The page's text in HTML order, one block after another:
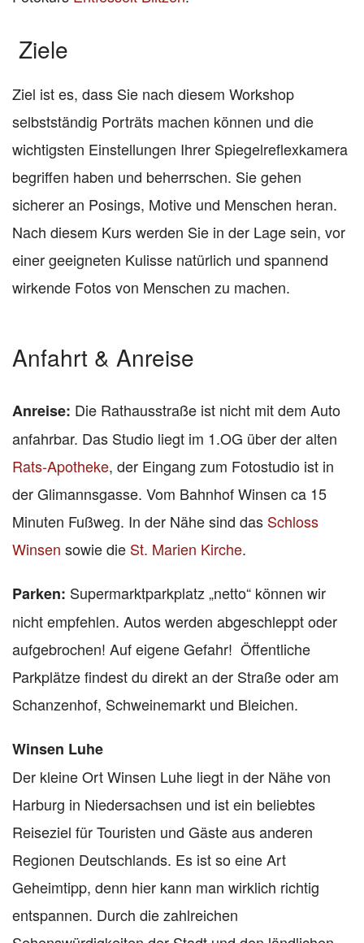
Ziele
Ziel ist es, dass Sie nach diesem Workshop
selbstständig Porträts machen können und die
wichtigsten Einstellungen Ihrer Spiegelreflexkamera
begriffen haben und beherrschen. Sie gehen
sicherer an Posings, Motive und Menschen heran.
Nach diesem Kurs werden Sie in der Lage sein, vor
einer geeigneten Kulisse natürlich und spannend
wirkende Fotos von Menschen zu machen.
Anfahrt & Anreise
Anreise: Die Rathausstraße ist nicht mit dem Auto
anfahrbar. Das Studio liegt im 1.OG über der alten
Rats-Apotheke, der Eingang zum Fotostudio ist in
der Glimannsgasse. Vom Bahnhof Winsen ca 15
Minuten Fußweg. In der Nähe sind das Schloss
Winsen sowie die St. Marien Kirche.
Parken: Supermarktparkplatz „netto“ können wir
nicht empfehlen. Autos werden abgeschleppt oder
aufgebrochen! Auf eigene Gefahr! Öffentliche
Parkplätze findest du direkt an der Straße oder am
Schanzenhof, Schweinemarkt und Bleichen.
Winsen Luhe
Der kleine Ort Winsen Luhe liegt in der Nähe von
Harburg in Niedersachsen und ist ein beliebtes
Reiseziel für Touristen und Gäste aus anderen
Regionen Deutschlands. Es ist so eine Art
Geheimtipp, denn hier kann man wirklich richtig
entspannen. Durch die zahlreichen